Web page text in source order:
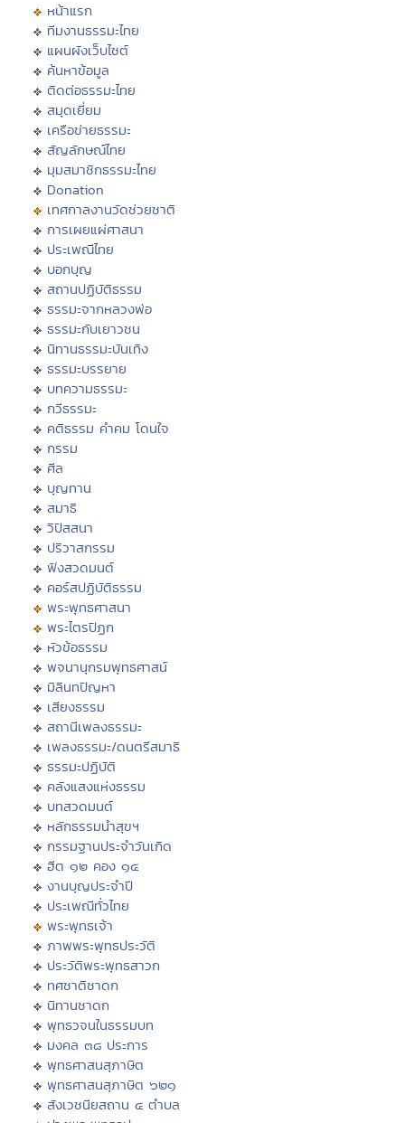
หน้าแรก
ทีมงานธรรมะไทย
แผนผังเว็บไซต์
ค้นหาข้อมูล
ติดต่อธรรมะไทย
สมุดเยี่ยม
เครือข่ายธรรมะ
สัญลักษณ์ไทย
มุมสมาชิกธรรมะไทย
Donation
เทศกาลงานวัดช่วยชาติ
การเผยแผ่ศาสนา
ประเพณีไทย
บอกบุญ
สถานปฏิบัติธรรม
ธรรมะจากหลวงพ่อ
ธรรมะกับเยาวชน
นิทานธรรมะบันเทิง
ธรรมะบรรยาย
บทความธรรมะ
กวีธรรมะ
คติธรรม คำคม โดนใจ
กรรม
ศีล
บุญทาน
สมาธิ
วิปัสสนา
ปริวาสกรรม
ฟังสวดมนต์
คอร์สปฏิบัติธรรม
พระพุทธศาสนา
พระไตรปิฏก
หัวข้อธรรม
พจนานุกรมพุทธศาสน์
มิลินทปัญหา
เสียงธรรม
สถานีเพลงธรรมะ
เพลงธรรมะ/ดนตรีสมาธิ
ธรรมะปฏิบัติ
คลังแสงแห่งธรรม
บทสวดมนต์
หลักธรรมนำสุขฯ
กรรมฐานประจำวันเกิด
ฮีต ๑๒ คอง ๑๔
งานบุญประจำปี
ประเพณีทั่วไทย
พระพุทธเจ้า
ภาพพระพุทธประวัติ
ประวัติพระพุทธสาวก
ทศชาติชาดก
นิทานชาดก
พุทธวจนในธรรมบท
มงคล ๓๘ ประการ
พุทธศาสนสุภาษิต
พุทธศาสนสุภาษิต ๖๒๑
สังเวชนียสถาน ๔ ตำบล